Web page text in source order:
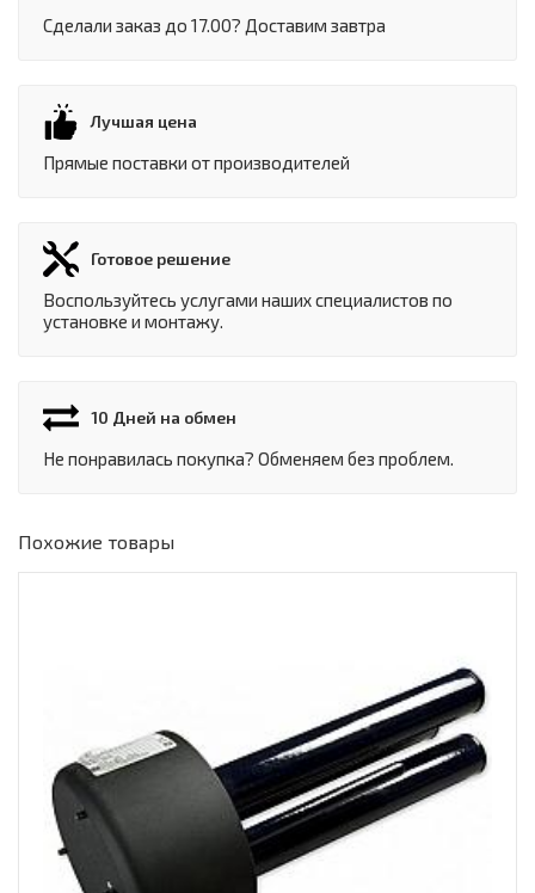
Сделали заказ до 17.00? Доставим завтра
Лучшая цена
Прямые поставки от производителей
Готовое решение
Воспользуйтесь услугами наших специалистов по
установке и монтажу.
10 Дней на обмен
Не понравилась покупка? Обменяем без проблем.
Похожие товары